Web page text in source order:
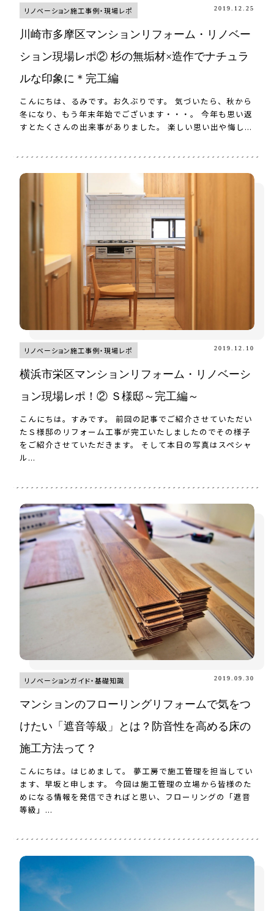
リノベーション施工事例・現場レポ 2019.12.25
川崎市多摩区マンションリフォーム・リノベー
ション現場レポ② 杉の無垢材×造作でナチュラ
ルな印象に＊完工編
こんにちは、るみです。お久ぶりです。 気づいたら、秋から
冬になり、もう年末年始でございます・・・。 今年も思い返
すとたくさんの出来事がありました。 楽しい思い出や悔し...
リノベーション施工事例・現場レポ 2019.12.10
横浜市栄区マンションリフォーム・リノベーシ
ョン現場レポ！② Ｓ様邸～完工編～
こんにちは。すみです。 前回の記事でご紹介させていただい
たＳ様邸のリフォーム工事が完工いたしましたのでその様子
をご紹介させていただきます。 そして本日の写真はスペシャ
ル...
リノベーションガイド・基礎知識 2019.09.30
マンションのフローリングリフォームで気をつ
けたい「遮音等級」とは？防音性を高める床の
施工方法って？
こんにちは。はじめまして。 夢工房で施工管理を担当してい
ます、早坂と申します。 今回は施工管理の立場から皆様のた
めになる情報を発信できればと思い、フローリングの「遮音
等級」...